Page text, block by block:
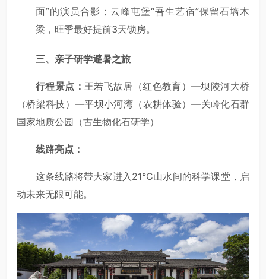
面”的演员合影；云峰屯堡“吾生艺宿”保留石墙木
梁，旺季最好提前3天锁房。
三、亲子研学避暑之旅
行程景点： 王若飞故居（红色教育）—坝陵河大桥
（桥梁科技）—平坝小河湾（农耕体验）—关岭化石群
国家地质公园（古生物化石研学）
线路亮点：
这条线路将带大家进入21℃山水间的科学课堂，启
动未来无限可能。